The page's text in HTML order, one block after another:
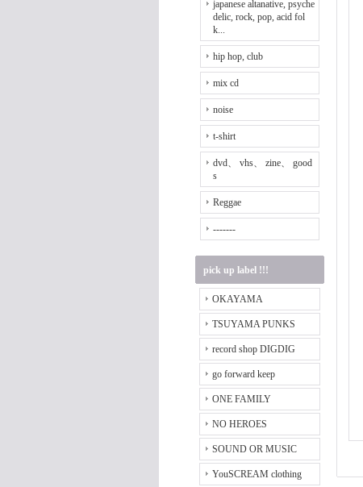
japanese altanative, psyche
delic, rock, pop, acid fol
k...
hip hop, club
mix cd
noise
t-shirt
dvd、 vhs、 zine、 good
s
Reggae
-------
pick up label !!!
OKAYAMA
TSUYAMA PUNKS
record shop DIGDIG
go forward keep
ONE FAMILY
NO HEROES
SOUND OR MUSIC
YouSCREAM clothing